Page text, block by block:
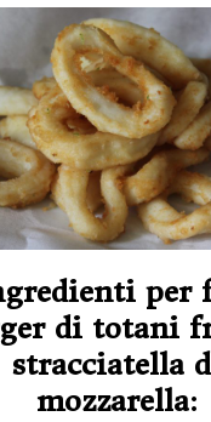
per
di totani
stracciatella
mozzarella: